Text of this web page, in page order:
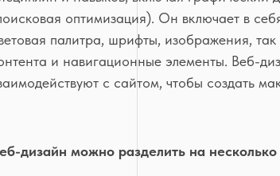
оптимизация). Он включает в
палитра, шрифты, изображения,
и навигационные элементы. Веб-
с сайтом, чтобы создать
дизайн можно разделить на